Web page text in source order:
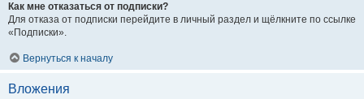
Как мне отказаться от подписки?
Для отказа от подписки перейдите в личный раздел и щёлкните по ссылке
«Подписки».
Вернуться к началу
Вложения